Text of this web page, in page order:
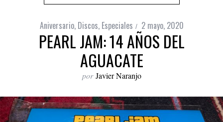
Aniversario, Discos, Especiales 2 mayo, 2020
PEARL JAM: 14 AÑOS DEL
AGUACATE
por Javier Naranjo